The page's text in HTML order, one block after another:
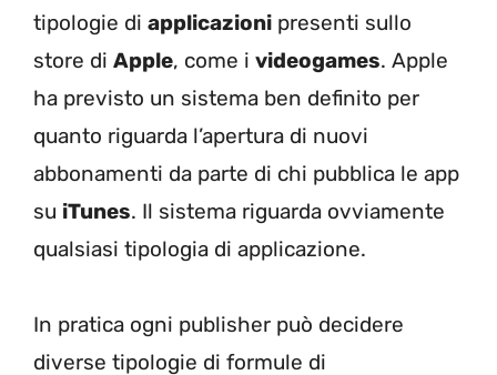
tipologie di applicazioni presenti sullo
store di Apple, come i videogames. Apple
ha previsto un sistema ben definito per
quanto riguarda l’apertura di nuovi
abbonamenti da parte di chi pubblica le app
su iTunes. Il sistema riguarda ovviamente
qualsiasi tipologia di applicazione.
In pratica ogni publisher può decidere
diverse tipologie di formule di